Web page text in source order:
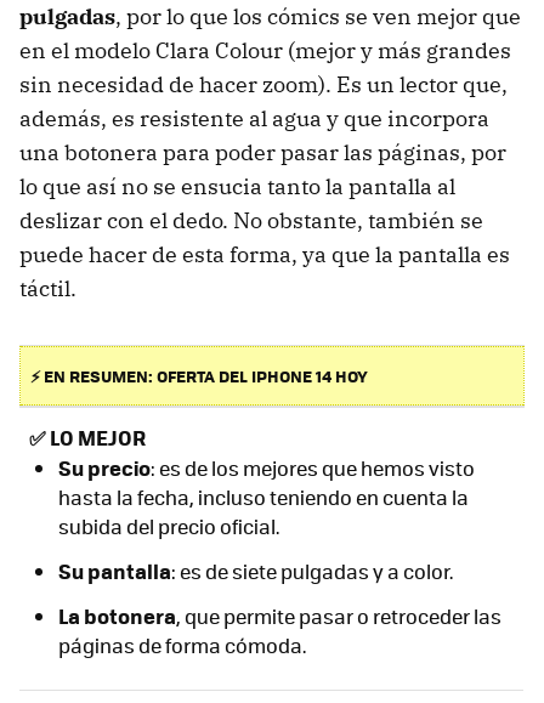
pulgadas, por lo que los cómics se ven mejor que
en el modelo Clara Colour (mejor y más grandes
sin necesidad de hacer zoom). Es un lector que,
además, es resistente al agua y que incorpora
una botonera para poder pasar las páginas, por
lo que así no se ensucia tanto la pantalla al
deslizar con el dedo. No obstante, también se
puede hacer de esta forma, ya que la pantalla es
táctil.
⚡ EN RESUMEN: OFERTA DEL IPHONE 14 HOY
✅LO MEJOR
Su precio: es de los mejores que hemos visto
hasta la fecha, incluso teniendo en cuenta la
subida del precio oficial.
Su pantalla: es de siete pulgadas y a color.
La botonera, que permite pasar o retroceder las
páginas de forma cómoda.